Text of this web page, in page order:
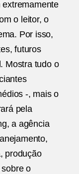
extremamente
o leitor, o
Por isso,
futuros
Mostra tudo o
-, mais o
pela
a agência
produção
o